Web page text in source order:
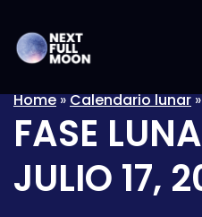
Home»Calendario lunar
FASE
JULIO 17,